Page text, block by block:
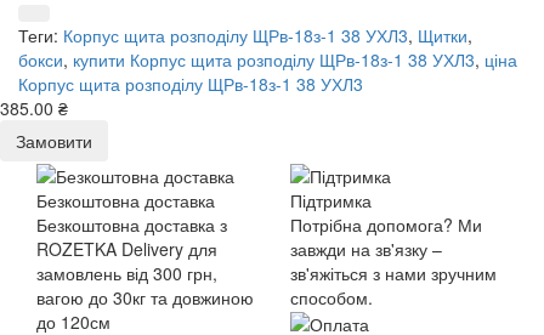
Теги: Корпус щита розподілу ЩРв-18з-1 38 УХЛ3, Щитки,
бокси, купити Корпус щита розподілу ЩРв-18з-1 38 УХЛ3, ціна
Корпус щита розподілу ЩРв-18з-1 38 УХЛ3
385.00 ₴
Замовити
Безкоштовна доставка
Безкоштовна доставка з
ROZETKA Delivery для
замовлень від 300 грн,
вагою до 30кг та довжиною
до 120см
Підтримка
Потрібна допомога? Ми
завжди на зв'язку –
зв'яжіться з нами зручним
способом.